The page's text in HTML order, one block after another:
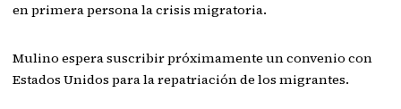
en primera persona la crisis migratoria.
Mulino espera suscribir próximamente un convenio con
Estados Unidos para la repatriación de los migrantes.